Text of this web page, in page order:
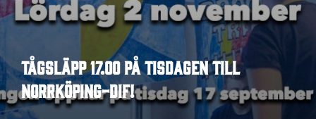
Tågsläpp 17.00 på tisdagen till
Norrköping-DIF!